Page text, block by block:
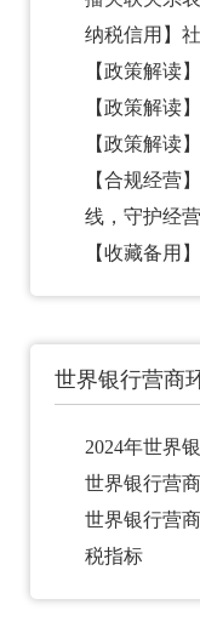
纳税信用】
【政策解读
【政策解读
【政策解读
【合规经营
线，守护经营
【收藏备用
世界银行营商
2024年世界
世界银行营
世界银行营
税指标